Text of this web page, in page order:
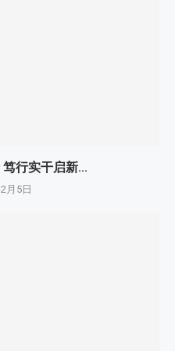
行实干启新...
月5日